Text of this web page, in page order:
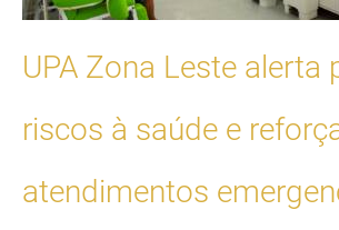
UPA Zona Leste alerta
riscos à saúde e
atendimentos